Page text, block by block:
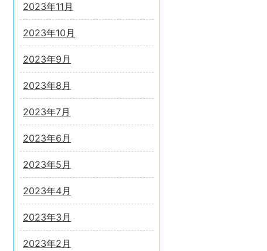
2023年11月
2023年10月
2023年9月
2023年8月
2023年7月
2023年6月
2023年5月
2023年4月
2023年3月
2023年2月